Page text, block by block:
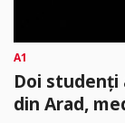
A1
Doi studenți
din Arad,